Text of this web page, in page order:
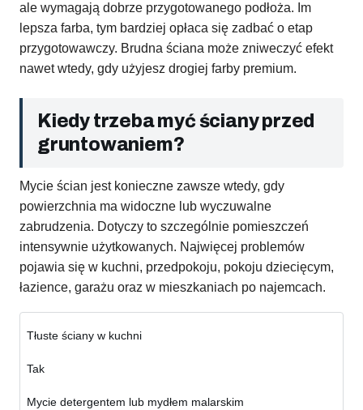
ale wymagają dobrze przygotowanego podłoża. Im
lepsza farba, tym bardziej opłaca się zadbać o etap
przygotowawczy. Brudna ściana może zniweczyć efekt
nawet wtedy, gdy użyjesz drogiej farby premium.
Kiedy trzeba myć ściany przed
gruntowaniem?
Mycie ścian jest konieczne zawsze wtedy, gdy
powierzchnia ma widoczne lub wyczuwalne
zabrudzenia. Dotyczy to szczególnie pomieszczeń
intensywnie użytkowanych. Najwięcej problemów
pojawia się w kuchni, przedpokoju, pokoju dziecięcym,
łazience, garażu oraz w mieszkaniach po najemcach.
Tłuste ściany w kuchni
Tak
Mycie detergentem lub mydłem malarskim